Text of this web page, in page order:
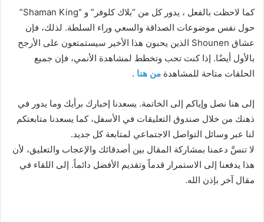
كما لاحظت بالفعل ، يدور كل من “بلاك كلوفر” و “Shaman King”
حول نفس موضوعات الصداقة والسعي وراء السلطة. لذلك، فإن
عشاق Shounen الذين يحبون هذا الأخير سيستمتعون على الأرجح
بالأول أيضًا. إذا كنت تحب وتخطط لمشاهدة الأنمي، فإن جميع
الحلقات متاحة للمشاهدة من هنا .
إلى هنا نصل وإياكم إلى الخاتمة. يسعدنا إخبارك برأيك وما يدور في
ذهنك من خلال صندوق التعليقات في الأسفل، كما يسعدنا متابعتكم
لنا عبر وسائل التواصل الاجتماعي لمتابعة كل جديد.
لا تنسَّ دعمنا بمشاركة المقال بين أصدقائك والإعجاب والتعليق، لأن
هذا يدفعنا إلى الاستمرار قدماً وتقديم الأفضل دائماً. إلى اللقاء في
مقال آخر بإذن الله.